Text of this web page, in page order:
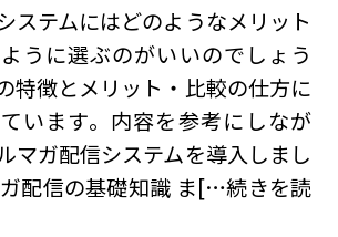
ステムにはどのようなメリット
うに選ぶのがいいのでしょう
特徴とメリット・比較の仕方に
います。内容を参考にしなが
マガ配信システムを導入しまし
配信の基礎知識 ま[…続きを読